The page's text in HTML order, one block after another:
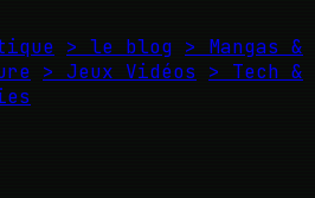
> le blog > Mangas &
> Jeux Vidéos
> Tech &